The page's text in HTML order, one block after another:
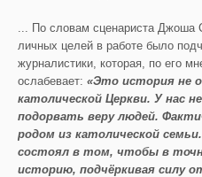
... По словам сценариста Джоша
личных целей в работе было
журналистики, которая, по его
ослабевает: «Это история не о
католической Церкви. У нас
подорвать веру людей.
родом из католической
состоял в том, чтобы в
историю, подчёркивая силу